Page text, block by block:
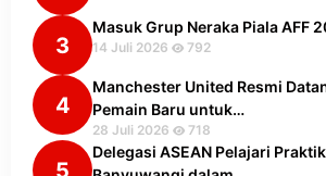
3
Masuk Grup Neraka Piala AFF
14 Juli 2026 792
4
Manchester United Resmi
Pemain Baru untuk…
28 Juli 2026 718
5
Delegasi ASEAN Pelajari